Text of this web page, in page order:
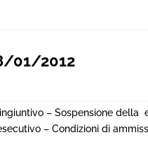
01/2012
– Sospensione della
– Condizioni di